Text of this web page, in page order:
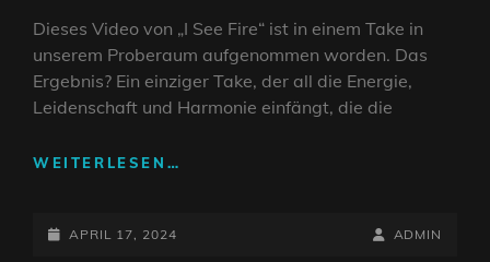
Dieses Video von „I See Fire“ ist in einem Take in
unserem Proberaum aufgenommen worden. Das
Ergebnis? Ein einziger Take, der all die Energie,
Leidenschaft und Harmonie einfängt, die die
WEITERLESEN…
POSTED-
APRIL 17, 2024
BY
BYLINE
ADMIN